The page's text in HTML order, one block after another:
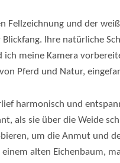
Fellzeichnung und der
Ihre natürliche
ich meine Kamera
Pferd und Natur,
harmonisch und
als sie über die Weide
um die Anmut und
alten Eichenbaum,